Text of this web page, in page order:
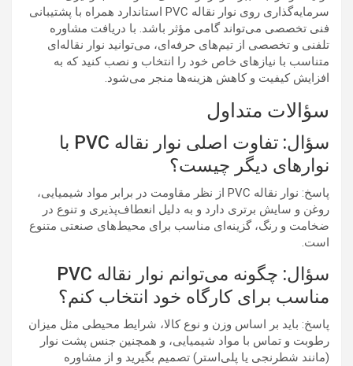
سرمایه‌گذاری روی نوار نقاله PVC استاندارد همراه با پشتیبانی
فنی تخصصی می‌تواند گامی مؤثر باشد. با دریافت مشاوره
تلفنی و تخصصی از تیم‌های حرفه‌ای، می‌توانید نوار نقاله‌ای
متناسب با نیازهای خاص خود را انتخاب و نصب کنید که به
افزایش کیفیت و کاهش هزینه‌ها منجر می‌شود.
سؤالات متداول
سؤال: تفاوت اصلی نوار نقاله PVC با
نوارهای دیگر چیست؟
پاسخ: نوار نقاله PVC از نظر مقاومت در برابر مواد شیمیایی،
روغن و سایش برتری دارد و به دلیل انعطاف‌پذیری و تنوع در
ضخامت و رنگ، گزینه‌ای مناسب برای محیط‌های صنعتی متنوع
است.
سؤال: چگونه می‌توانم نوار نقاله PVC
مناسب برای کارگاه خود انتخاب کنم؟
پاسخ: باید بر اساس وزن و نوع کالا، شرایط محیطی مثل میزان
رطوبت و تماس با مواد شیمیایی، و همچنین جنس پشت نوار
(مانند شطرنجی یا پلی‌استر) تصمیم بگیرید و از مشاوره